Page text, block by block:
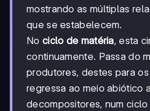
mostrando as múltiplas
que se estabelecem.
No ciclo de matéria, esta
continuamente. Passa do
produtores, destes para
regressa ao meio abiótico
decompositores, num